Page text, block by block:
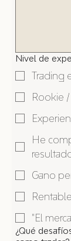
Nivel de
Trading
Rookie
He
Gano
"El
¿Qué